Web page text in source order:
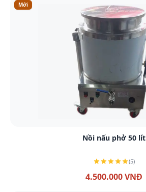
Mới
Xem chi tiết
Nồi nấu phở 50 lít
(5)
4.500.000 VNĐ